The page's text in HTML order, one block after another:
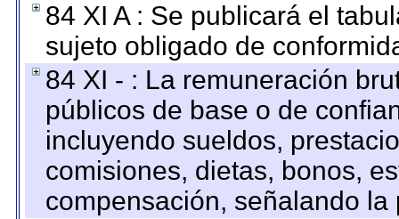
84 XI A : Se publicará el
sujeto obligado de
84 XI - : La remuneración
públicos de base o de
incluyendo sueldos,
comisiones, dietas, bonos,
compensación, señalando